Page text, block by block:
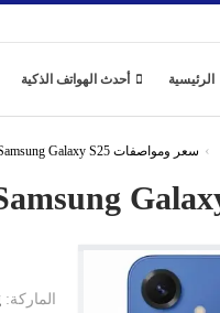
الرئيسية أحدث الهواتف الذكية
سعر ومواصفات Samsung Galaxy S25
الماركة: